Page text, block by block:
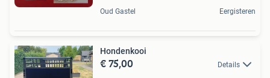
Oud Gastel Eergisteren
Hondenkooi
€ 75,00 Details